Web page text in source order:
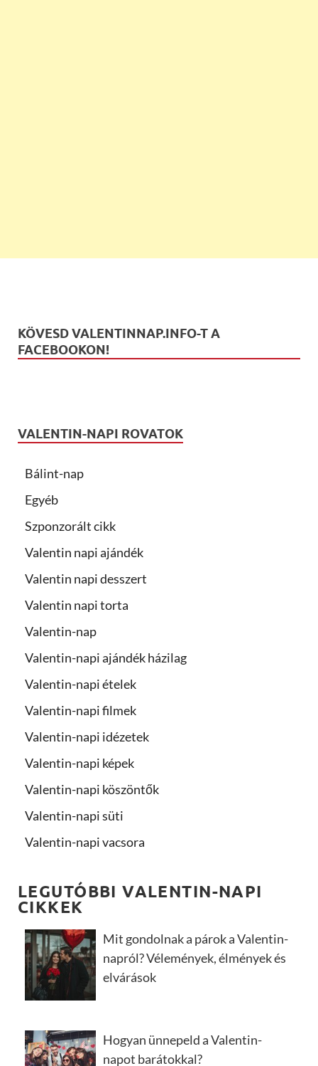
KÖVESD VALENTINNAP.INFO-T A
FACEBOOKON!
VALENTIN-NAPI ROVATOK
Bálint-nap
Egyéb
Szponzorált cikk
Valentin napi ajándék
Valentin napi desszert
Valentin napi torta
Valentin-nap
Valentin-napi ajándék házilag
Valentin-napi ételek
Valentin-napi filmek
Valentin-napi idézetek
Valentin-napi képek
Valentin-napi köszöntők
Valentin-napi süti
Valentin-napi vacsora
LEGUTÓBBI VALENTIN-NAPI
CIKKEK
Mit gondolnak a párok a Valentin-
napról? Vélemények, élmények és
elvárások
Hogyan ünnepeld a Valentin-
napot barátokkal?